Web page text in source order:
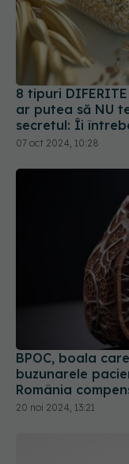
8 tipuri
ar putea să NU
secretul: Îi
07 oct 2024, 10:28
BPOC, boala
buzunarele
România
20 noi 2024, 13:21